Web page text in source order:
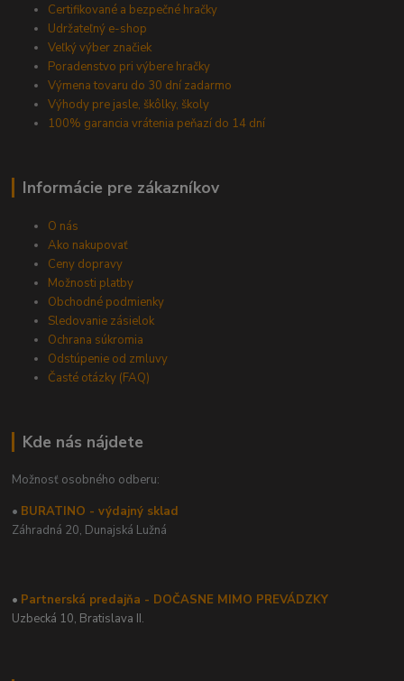
Certifikované a bezpečné hračky
Udržateľný e-shop
Veľký výber značiek
Poradenstvo pri výbere hračky
Výmena tovaru do 30 dní zadarmo
Výhody pre jasle, škôlky, školy
100% garancia vrátenia peňazí do 14 dní
Informácie pre zákazníkov
O nás
Ako nakupovať
Ceny dopravy
Možnosti platby
Obchodné podmienky
Sledovanie zásielok
Ochrana súkromia
Odstúpenie od zmluvy
Časté otázky (FAQ)
Kde nás nájdete
Možnosť osobného odberu:
• BURATINO - výdajný sklad
Záhradná 20, Dunajská Lužná
• Partnerská predajňa - DOČASNE MIMO PREVÁDZKY
Uzbecká 10, Bratislava II.